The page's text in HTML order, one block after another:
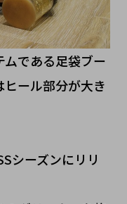
ムである足袋ブー
ール部分が大き
シーズンにリリ